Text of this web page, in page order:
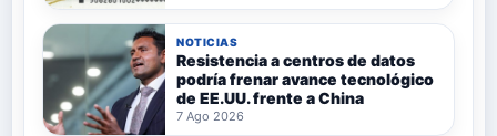
NOTICIAS
Resistencia a centros de datos
podría frenar avance tecnológico
de EE.UU. frente a China
7 Ago 2026